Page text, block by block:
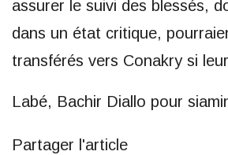
assurer le suivi des blessés,
dans un état critique,
transférés vers Conakry si
Labé, Bachir Diallo pour
Partager l'article